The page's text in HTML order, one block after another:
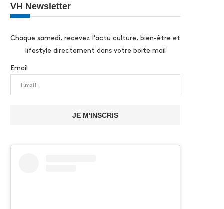
VH Newsletter
Chaque samedi, recevez l'actu culture, bien-être et
lifestyle directement dans votre boite mail
Email
JE M'INSCRIS